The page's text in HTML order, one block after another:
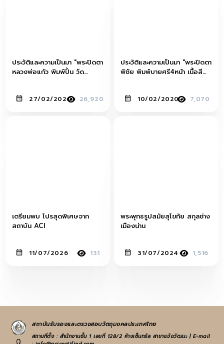
ประวัติและความเป็นมา "พระปิดตา
หลวงพ่อแก้ว พิมพ์ปั้น วัด
27/02/2020 26,920
ประวัติและความเป็นมา "พระปิดตา
พิชัย พิมพ์บายศรี4หน้า เนื้อสี
10/02/2020 7,070
เตรียมพบ โปรสุดพิเศษจาก
สถาบัน ACI
11/07/2026 131
พระพุทธรูปสมัยสุโขทัย สกุลช่าง
เมืองน่าน
31/07/2024 1,516
สถาบันรับรองและตรวจสอบวัตถุมงคลประเทศไทย
สถานที่ตั้ง : สำนักงานชั้น 1 เลขที่ 128/2 ห้างเซ็นทรัล สาขาแจ้งวัฒนะ | E-mail